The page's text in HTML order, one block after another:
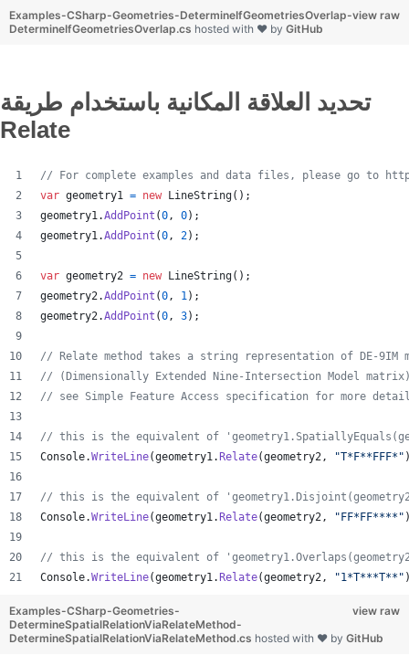
view raw
Examples-CSharp-Geometries-DetermineIfGeometriesOverlap-
DetermineIfGeometriesOverlap.cs hosted with ❤ by GitHub
تحديد العلاقة المكانية باستخدام طريقة
Relate
// For complete examples and data files, please go to
var geometry1 = new LineString( ) ;
geometry1.AddPoint (0, 0) ;
geometry1.AddPoint (0, 2) ;
var geometry2 = new LineString( ) ;
geometry2.AddPoint (0, 1) ;
geometry2.AddPoint (0, 3) ;
// Relate method takes a string representation of DE-9IM
// (Dimensionally Extended Nine-Intersection Model
// see Simple Feature Access specification for more
// this is the equivalent of
Console.WriteLine(geometry1. Relate(geometry2, "T*F**FFF*"
// this is the equivalent of
Console.WriteLine(geometry1. Relate(geometry2, "FF*FF****"
// this is the equivalent of
Console.WriteLine(geometry1. Relate(geometry2, "1*T***T**"
view raw
Examples-CSharp-Geometries-
DetermineSpatialRelationViaRelateMethod-
DetermineSpatialRelationViaRelateMethod.cs hosted with ❤ by GitHub